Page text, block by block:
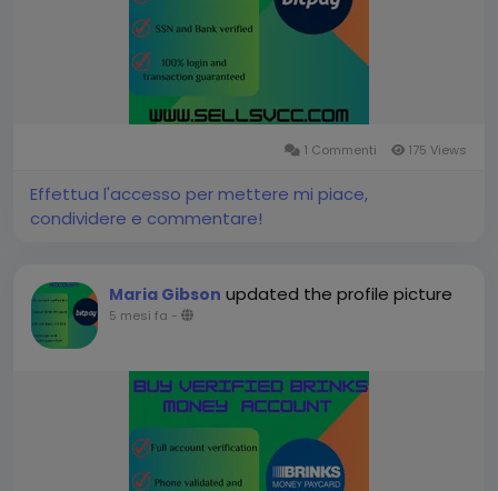
1 Commenti 175 Views
Effettua l'accesso per mettere mi piace,
condividere e commentare!
Maria Gibson updated the profile picture
5 mesi fa -